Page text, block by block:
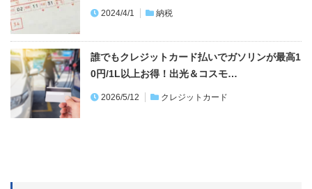
2024/4/1 納税
誰でもクレジットカード払いでガソリンが最高1
0円/1L以上お得！出光＆コスモ…
2026/5/12 クレジットカード